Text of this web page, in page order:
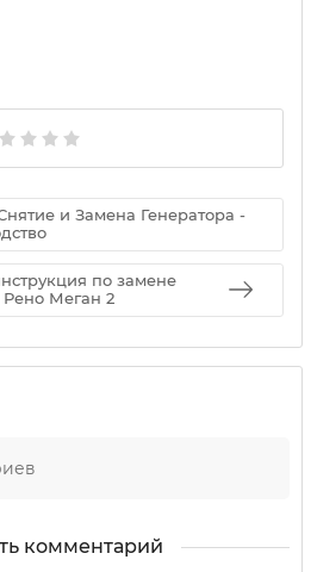
и Замена Генератора -
по замене
Меган 2
комментарий